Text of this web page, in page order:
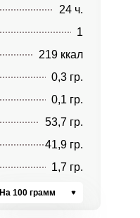
24 ч.
1
219 ккал
0,3 гр.
0,1 гр.
53,7 гр.
41,9 гр.
1,7 гр.
На 100 грамм